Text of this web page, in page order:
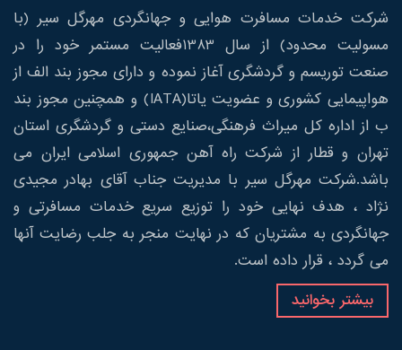
شرکت خدمات مسافرت هوایی و جهانگردی مهرگل سیر (با
مسولیت محدود) از سال 1383فعالیت مستمر خود را در
صنعت توریسم و گردشگری آغاز نموده و دارای مجوز بند الف از
هواپیمایی کشوری و عضویت یاتا(IATA) و همچنین مجوز بند
ب از اداره کل میراث فرهنگی،صنایع دستی و گردشگری استان
تهران و قطار از شرکت راه آهن جمهوری اسلامی ایران می
باشد.شرکت مهرگل سیر با مدیریت جناب آقای بهادر مجیدی
نژاد ، هدف نهایی خود را توزیع سریع خدمات مسافرتی و
جهانگردی به مشتریان که در نهایت منجر به جلب رضایت آنها
می گردد ، قرار داده است.
بیشتر بخوانید